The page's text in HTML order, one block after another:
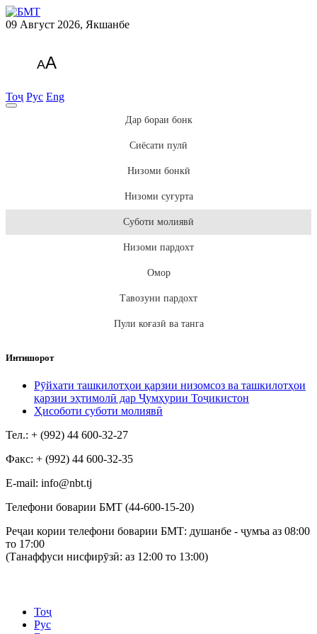
09 Август 2026, Якшанбе
AA
Тоҷ Рус Eng
Дар бораи бонк
Сиёсати пулӣ
Низоми бонкӣ
Низоми суғурта
Суботи молиявӣ
Низоми пардохт
Омор
Тавозуни пардохт
Пули коғазӣ ва танга
Интишорот
Рӯйхати ташкилотҳои қарзии низомсоз ва ташкилотҳои
қарзии эҳтимолӣ дар Ҷумҳурии Тоҷикистон
Ҳисоботи суботи молиявӣ
Тел.: + (992) 44 600-32-27
Факс: + (992) 44 600-32-35
Е-mail: info@nbt.tj
Телефони боварии БМТ (44-600-15-20)
Реҷаи кории телефони боварии БМТ: душанбе - ҷумъа аз 08:00
то 17:00
(Танаффуси нисфирӯзӣ: аз 12:00 то 13:00)
Тоҷ
Рус